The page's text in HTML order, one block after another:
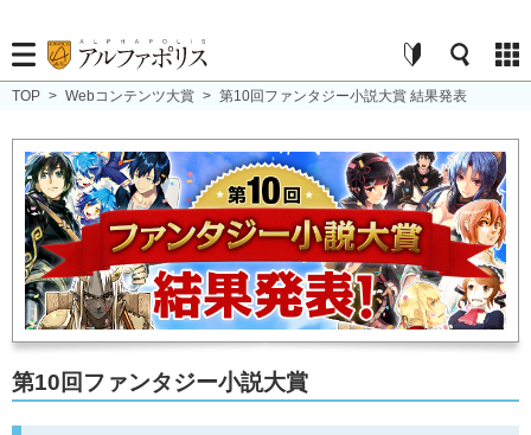
TOP > Webコンテンツ大賞 > 第10回ファンタジー小説大賞 結果発表
第10回ファンタジー小説大賞